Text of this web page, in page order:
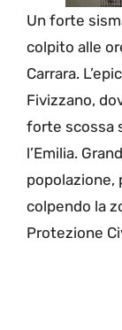
Un forte
colpito alle
Carrara.
Fivizzano,
forte scossa
l’Emilia.
popolazione,
colpendo la
Protezione